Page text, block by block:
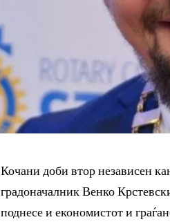
Кочани доби втор независен
градоначалник Венко
поднесе и економистот и